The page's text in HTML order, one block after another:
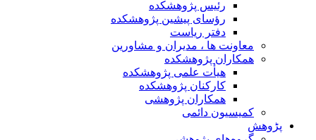
رئیس پژوهشکده
رؤسای پیشین پژوهشکده
دفتر ریاست
معاونت ها ، مدیران و مشاورین
همکاران پژوهشکده
هیأت علمی پژوهشکده
کارکنان پژوهشکده
همکاران پژوهشی
کمیسیون دائمی
پڑوهش